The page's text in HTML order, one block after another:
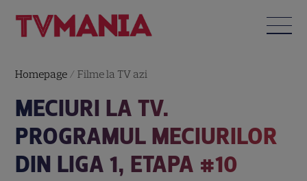
Homepage /Filme la TV azi
MECIURI LA TV.
PROGRAMUL MECIURILOR
DIN LIGA 1, ETAPA #10